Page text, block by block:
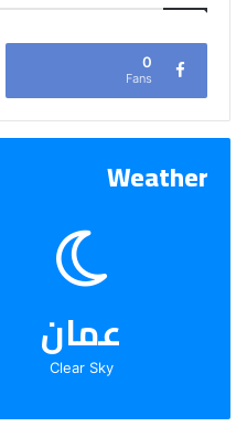
0
Fans
Weather
عمان
Clear Sky